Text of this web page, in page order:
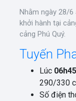
Nhằm ngày 28/
khởi hành tại
cảng Phú Quý.
Tuyến
Lúc 06h45
290/330
Số điện